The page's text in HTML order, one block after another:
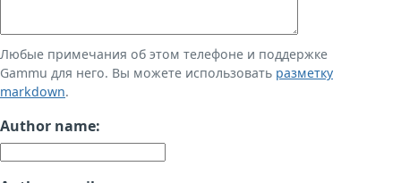
Любые примечания об этом телефоне и поддержке
Gammu для него. Вы можете использовать разметку
markdown.
Author name: